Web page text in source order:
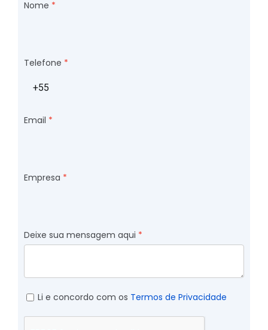
Nome
Telefone
Email
Empresa
Deixe sua mensagem aqui
Li e concordo com os Termos de Privacidade